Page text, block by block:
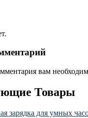
вам
Товары